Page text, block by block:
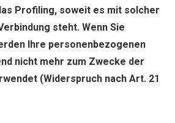
Profiling, soweit es mit solcher
steht. Wenn Sie
Ihre personenbezogenen
nicht mehr zum Zwecke der
(Widerspruch nach Art. 21